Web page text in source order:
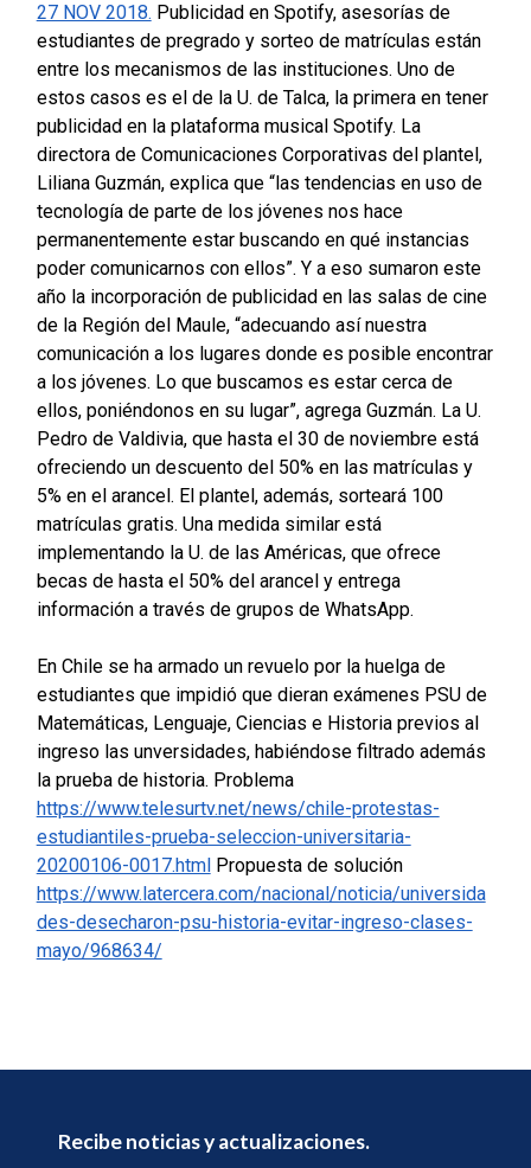
27 NOV 2018. Publicidad en Spotify, asesorías de
estudiantes de pregrado y sorteo de matrículas están
entre los mecanismos de las instituciones. Uno de
estos casos es el de la U. de Talca, la primera en tener
publicidad en la plataforma musical Spotify. La
directora de Comunicaciones Corporativas del plantel,
Liliana Guzmán, explica que “las tendencias en uso de
tecnología de parte de los jóvenes nos hace
permanentemente estar buscando en qué instancias
poder comunicarnos con ellos”. Y a eso sumaron este
año la incorporación de publicidad en las salas de cine
de la Región del Maule, “adecuando así nuestra
comunicación a los lugares donde es posible encontrar
a los jóvenes. Lo que buscamos es estar cerca de
ellos, poniéndonos en su lugar”, agrega Guzmán. La U.
Pedro de Valdivia, que hasta el 30 de noviembre está
ofreciendo un descuento del 50% en las matrículas y
5% en el arancel. El plantel, además, sorteará 100
matrículas gratis. Una medida similar está
implementando la U. de las Américas, que ofrece
becas de hasta el 50% del arancel y entrega
información a través de grupos de WhatsApp.
En Chile se ha armado un revuelo por la huelga de
estudiantes que impidió que dieran exámenes PSU de
Matemáticas, Lenguaje, Ciencias e Historia previos al
ingreso las unversidades, habiéndose filtrado además
la prueba de historia. Problema
https://www.telesurtv.net/news/chile-protestas-
estudiantiles-prueba-seleccion-universitaria-
20200106-0017.html Propuesta de solución
https://www.latercera.com/nacional/noticia/universida
des-desecharon-psu-historia-evitar-ingreso-clases-
mayo/968634/
Recibe noticias y actualizaciones.